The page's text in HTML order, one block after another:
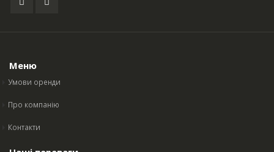
Меню
Умови оренди
Про компанію
Контакти